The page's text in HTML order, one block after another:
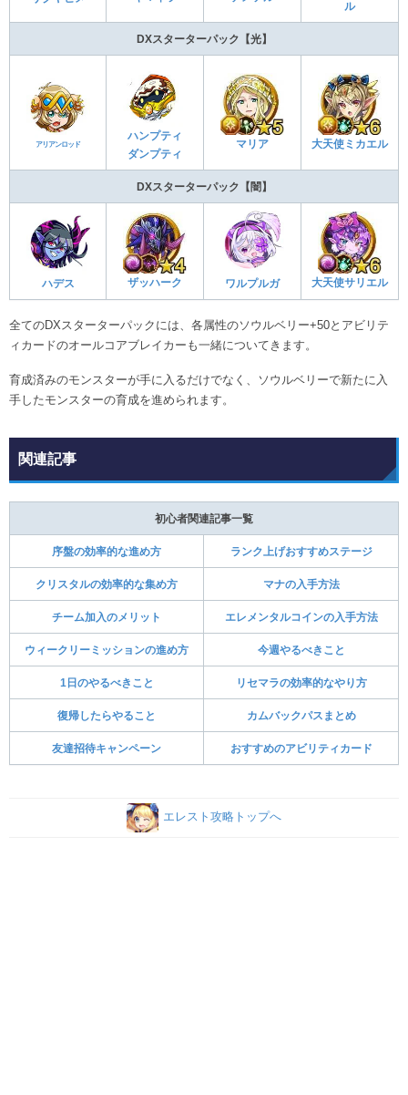
ル
DXスターターパック【光】
アリアンロッド
ハンプティ
ダンプティ
マリア 大天使ミカエル
DXスターターパック【闇】
ハデス ザッハーク ワルプルガ 大天使サリエル
全てのDXスターターパックには、各属性のソウルベリー+50とアビリテ
ィカードのオールコアブレイカーも一緒についてきます。
育成済みのモンスターが手に入るだけでなく、ソウルベリーで新たに入
手したモンスターの育成を進められます。
関連記事
初心者関連記事一覧
序盤の効率的な進め方 ランク上げおすすめステージ
クリスタルの効率的な集め方 マナの入手方法
チーム加入のメリット エレメンタルコインの入手方法
ウィークリーミッションの進め方 今週やるべきこと
1日のやるべきこと リセマラの効率的なやり方
復帰したらやること カムバックパスまとめ
友達招待キャンペーン おすすめのアビリティカード
エレスト攻略トップへ